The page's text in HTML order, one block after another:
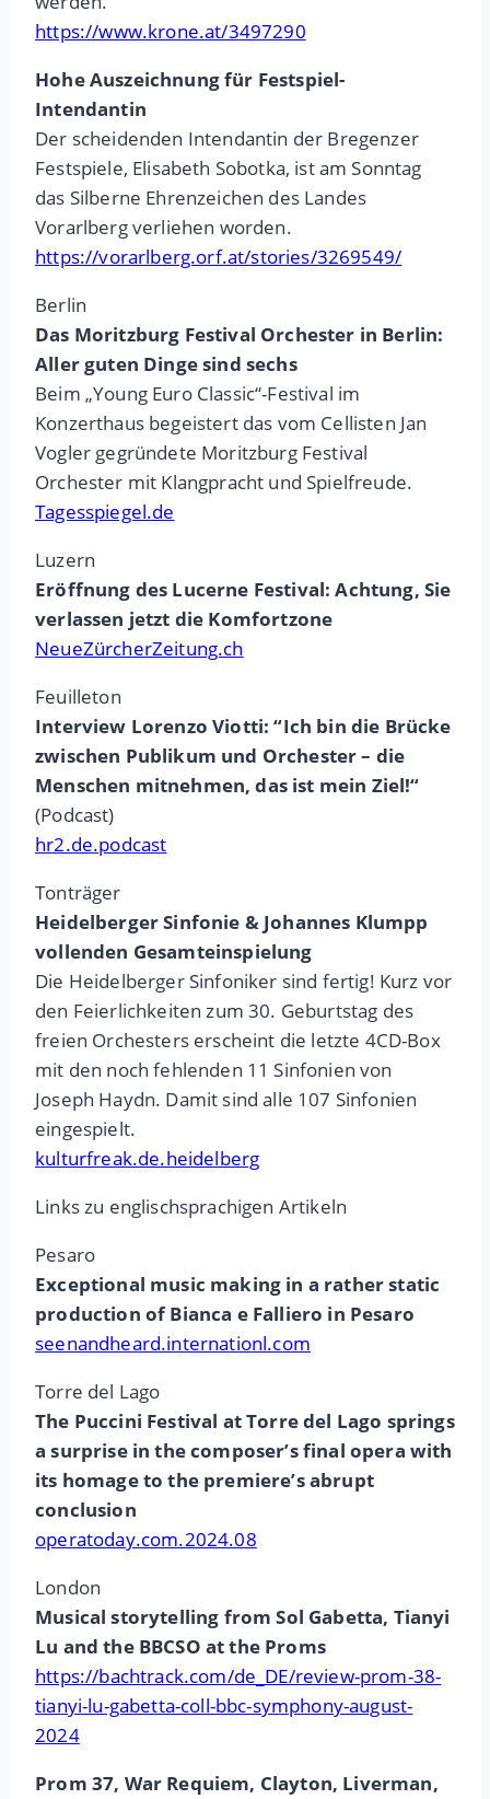
https://www.krone.at/3497290
Hohe Auszeichnung für Festspiel-
Intendantin
Der scheidenden Intendantin der Bregenzer
Festspiele, Elisabeth Sobotka, ist am Sonntag
das Silberne Ehrenzeichen des Landes
Vorarlberg verliehen worden.
https://vorarlberg.orf.at/stories/3269549/
Berlin
Das Moritzburg Festival Orchester in Berlin:
Aller guten Dinge sind sechs
Beim „Young Euro Classic“-Festival im
Konzerthaus begeistert das vom Cellisten Jan
Vogler gegründete Moritzburg Festival
Orchester mit Klangpracht und Spielfreude.
Tagesspiegel.de
Luzern
Eröffnung des Lucerne Festival: Achtung, Sie
verlassen jetzt die Komfortzone
NeueZürcherZeitung.ch
Feuilleton
Interview Lorenzo Viotti: “Ich bin die Brücke
zwischen Publikum und Orchester – die
Menschen mitnehmen, das ist mein Ziel!“
(Podcast)
hr2.de.podcast
Tonträger
Heidelberger Sinfonie & Johannes Klumpp
vollenden Gesamteinspielung
Die Heidelberger Sinfoniker sind fertig! Kurz vor
den Feierlichkeiten zum 30. Geburtstag des
freien Orchesters erscheint die letzte 4CD-Box
mit den noch fehlenden 11 Sinfonien von
Joseph Haydn. Damit sind alle 107 Sinfonien
eingespielt.
kulturfreak.de.heidelberg
Links zu englischsprachigen Artikeln
Pesaro
Exceptional music making in a rather static
production of Bianca e Falliero in Pesaro
seenandheard.internationl.com
Torre del Lago
The Puccini Festival at Torre del Lago springs
a surprise in the composer’s final opera with
its homage to the premiere’s abrupt
conclusion
operatoday.com.2024.08
London
Musical storytelling from Sol Gabetta, Tianyi
Lu and the BBCSO at the Proms
https://bachtrack.com/de_DE/review-prom-38-
tianyi-lu-gabetta-coll-bbc-symphony-august-
2024
Prom 37, War Requiem, Clayton, Liverman,